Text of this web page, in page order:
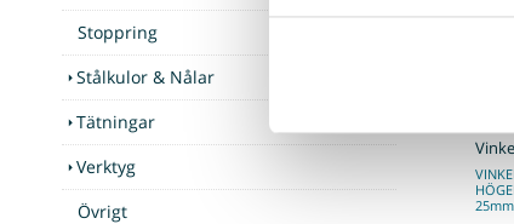
Stoppring
Stålkulor & Nålar
Tätningar
Verktyg
Övrigt